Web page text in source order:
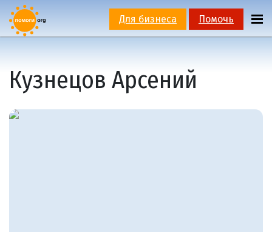
Для бизнеса Помочь
Кузнецов Арсений